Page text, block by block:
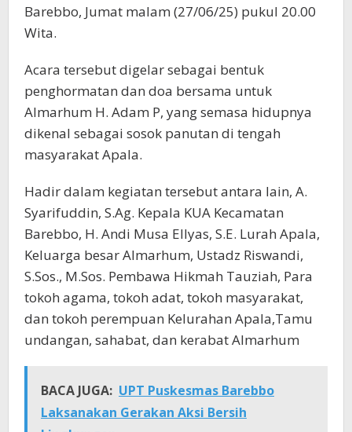
Barebbo, Jumat malam (27/06/25) pukul 20.00
Wita.
Acara tersebut digelar sebagai bentuk
penghormatan dan doa bersama untuk
Almarhum H. Adam P, yang semasa hidupnya
dikenal sebagai sosok panutan di tengah
masyarakat Apala.
Hadir dalam kegiatan tersebut antara lain, A.
Syarifuddin, S.Ag. Kepala KUA Kecamatan
Barebbo, H. Andi Musa Ellyas, S.E. Lurah Apala,
Keluarga besar Almarhum, Ustadz Riswandi,
S.Sos., M.Sos. Pembawa Hikmah Tauziah, Para
tokoh agama, tokoh adat, tokoh masyarakat,
dan tokoh perempuan Kelurahan Apala,Tamu
undangan, sahabat, dan kerabat Almarhum
BACA JUGA: UPT Puskesmas Barebbo
Laksanakan Gerakan Aksi Bersih